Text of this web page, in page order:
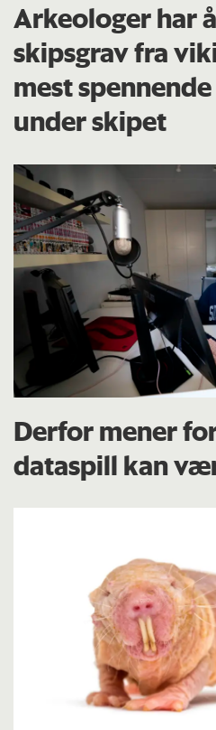
Arkeologer har
skipsgrav fra
mest
under skipet
Derfor mener
dataspill kan